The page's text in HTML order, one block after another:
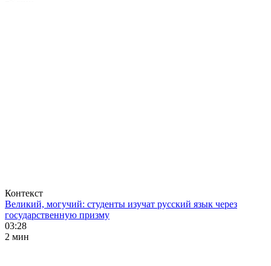
Контекст
Великий, могучий: студенты изучат русский язык через
государственную призму
03:28
2 мин